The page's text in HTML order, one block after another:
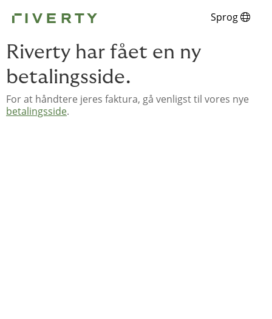
Sprog
Riverty har fået en ny
betalingsside.
For at håndtere jeres faktura, gå venligst til vores nye
betalingsside.